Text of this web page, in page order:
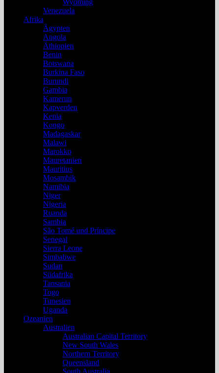
Wyoming
Venezuela
Afrika
Ägypten
Angola
Äthiopien
Benin
Botswana
Burkina Faso
Burundi
Gambia
Kamerun
Kapverden
Kenia
Kongo
Madagaskar
Malawi
Marokko
Mauretanien
Mauritius
Mosambik
Namibia
Niger
Nigeria
Ruanda
Sambia
São Tomé und Príncipe
Senegal
Sierra Leone
Simbabwe
Sudan
Südafrika
Tansania
Togo
Tunesien
Uganda
Ozeanien
Australien
Australian Capital Territory
New South Wales
Northern Territory
Queensland
South Australia